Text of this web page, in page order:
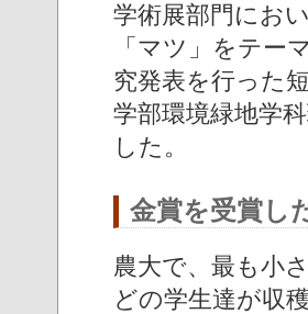
学術展部門にお
「マツ」をテー
究発表を行った
学部環境緑地学
した。
金賞を受賞し
農大で、最も小
どの学生達が収